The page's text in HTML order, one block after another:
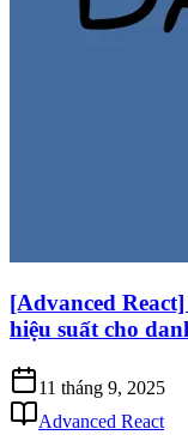
[Advanced
hiệu suất cho
11 tháng 9, 2025
Advanced React